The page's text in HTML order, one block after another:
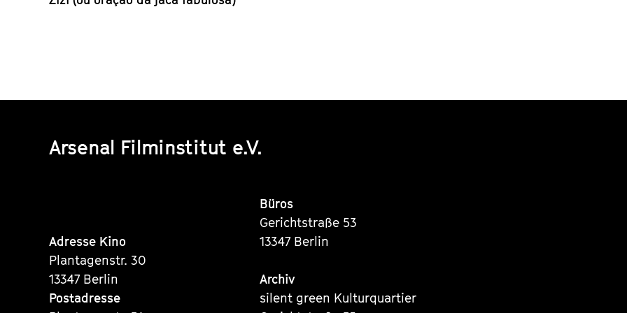
Arsenal Filminstitut e.V.
Adresse Kino
Plantagenstr. 30
13347 Berlin
Postadresse
Büros
Gerichtstraße 53
13347 Berlin
Archiv
silent green Kulturquartier